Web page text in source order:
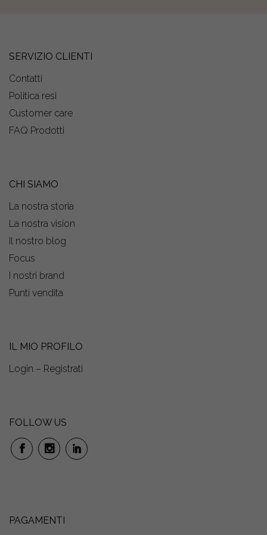
SERVIZIO CLIENTI
Contatti
Politica resi
Customer care
FAQ Prodotti
CHI SIAMO
La nostra storia
La nostra vision
Il nostro blog
Focus
I nostri brand
Punti vendita
IL MIO PROFILO
Login – Registrati
FOLLOW US
PAGAMENTI